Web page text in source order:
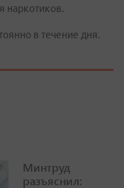
наркотиков.
в течение дня.
Минтруд
разъяснил: